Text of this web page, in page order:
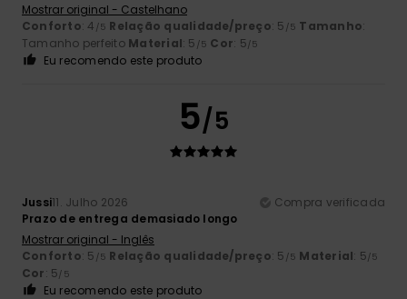
Mostrar original - Castelhano
Conforto: 4 /5 Relação qualidade/preço: 5 /5 Tamanho:
Tamanho perfeito Material: 5 /5 Cor: 5 /5
Eu recomendo este produto
5/5
Jussi11. Julho 2026
Compra verificada
Prazo de entrega demasiado longo
Mostrar original - Inglês
Conforto: 5 /5 Relação qualidade/preço: 5 /5 Material: 5 /5
Cor: 5 /5
Eu recomendo este produto